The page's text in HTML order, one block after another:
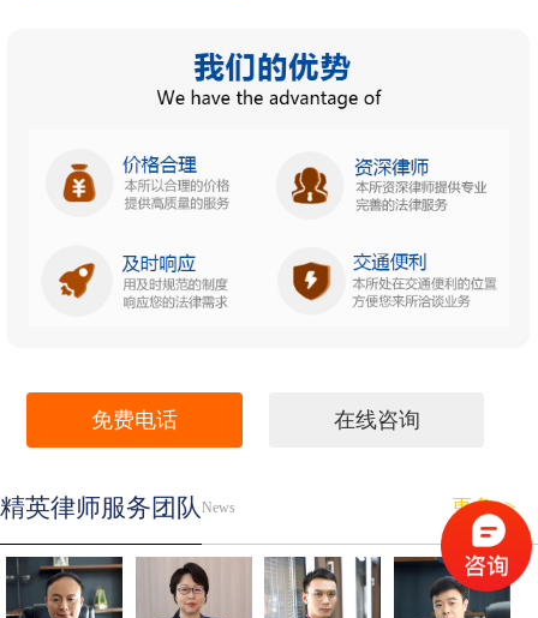
免费电话 在线咨询
精英律师服务团队 News 更多>>